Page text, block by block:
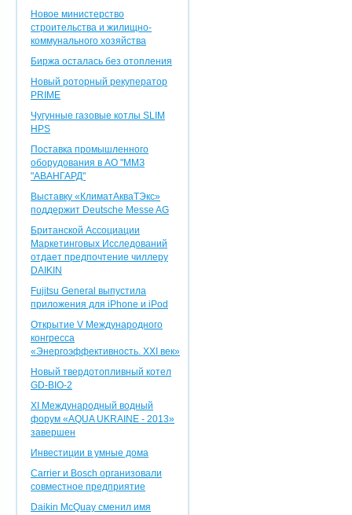
Новое министерство
строительства и жилищно-
коммунального хозяйства
Биржа осталась без отопления
Новый роторный рекуператор
PRIME
Чугунные газовые котлы SLIM
HPS
Поставка промышленного
оборудования в АО "ММЗ
"АВАНГАРД"
Выставку «КлиматАкваТЭкс»
поддержит Deutsche Messe AG
Британской Ассоциации
Маркетинговых Исследований
отдает предпочтение чиллеру
DAIKIN
Fujitsu General выпустила
приложения для iPhone и iPod
Открытие V Международного
конгресса
«Энергоэффективность. XXI век»
Новый твердотопливный котел
GD-BIO-2
XI Международный водный
форум «AQUA UKRAINE - 2013»
завершен
Инвестиции в умные дома
Carrier и Bosch организовали
совместное предприятие
Daikin McQuay сменил имя